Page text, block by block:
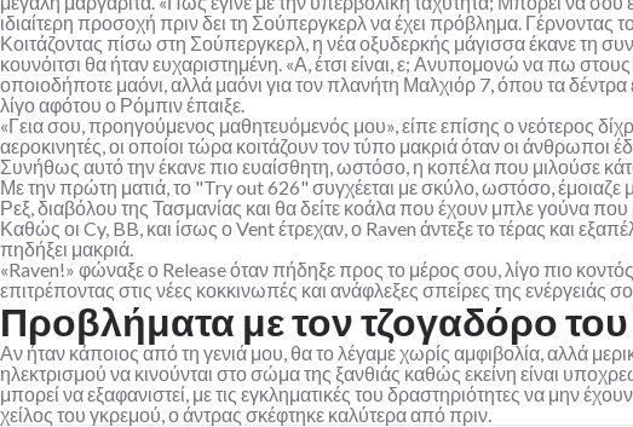
ιδιαίτερη προσοχή πριν δει τη Σούπεργκερλ να έχει πρόβλημα. Γέρνοντας
Κοιτάζοντας πίσω στη Σούπεργκερλ, η νέα οξυδερκής μάγισσα έκανε τη
κουνόιτσι θα ήταν ευχαριστημένη. «Α, έτσι είναι, ε; Ανυπομονώ να πω
οποιοδήποτε μαόνι, αλλά μαόνι για τον πλανήτη Μαλχιόρ 7, όπου τα
λίγο αφότου ο Ρόμπιν έπαιξε.
«Γεια σου, προηγούμενος μαθητευόμενός μου», είπε επίσης ο νεότερος
αεροκινητές, οι οποίοι τώρα κοιτάζουν τον τύπο μακριά όταν οι άνθρωποι
Συνήθως αυτό την έκανε πιο ευαίσθητη, ωστόσο, η κοπέλα που μιλούσε
Με την πρώτη ματιά, το "Try out 626" συγχέεται με σκύλο, ωστόσο,
Ρεξ, διαβόλου της Τασμανίας και θα δείτε κοάλα που έχουν μπλε γούνα που
Καθώς οι Cy, BB, και ίσως ο Vent έτρεχαν, ο Raven άντεξε το τέρας και
πηδήξει μακριά.
«Raven!» φώναξε ο Release όταν πήδηξε προς το μέρος σου, λίγο πιο
επιτρέποντας στις νέες κοκκινωπές και ανάφλεξες σπείρες της
Προβλήματα με τον τζογαδόρο
Αν ήταν κάποιος από τη γενιά μου, θα το λέγαμε χωρίς αμφιβολία, αλλά
ηλεκτρισμού να κινούνται στο σώμα της ξανθιάς καθώς εκείνη είναι
μπορεί να εξαφανιστεί, με τις εγκληματικές του δραστηριότητες να μην
χείλος του γκρεμού, ο άντρας σκέφτηκε καλύτερα από πριν.